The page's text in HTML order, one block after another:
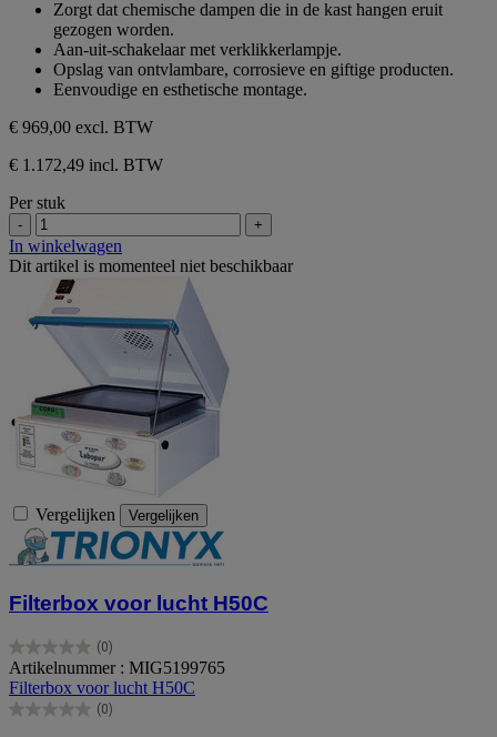
sterren.
Zorgt dat chemische dampen die in de kast hangen eruit
gezogen worden.
Aan-uit-schakelaar met verklikkerlampje.
Opslag van ontvlambare, corrosieve en giftige producten.
Eenvoudige en esthetische montage.
€ 969,00 excl. BTW
€ 1.172,49 incl. BTW
Per stuk
- +
In winkelwagen
Dit artikel is momenteel niet beschikbaar
Vergelijken Vergelijken
Filterbox voor lucht H50C
(0)
0.0
van
de
5
Artikelnummer : MIG5199765
Filterbox voor lucht H50C
(0)
0.0